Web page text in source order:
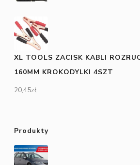
XL TOOLS ZACISK KABLI
160MM KROKODYLKI 4SZT
20,45zł
Produkty